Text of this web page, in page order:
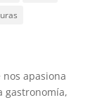
nos apasiona
gastronomía,